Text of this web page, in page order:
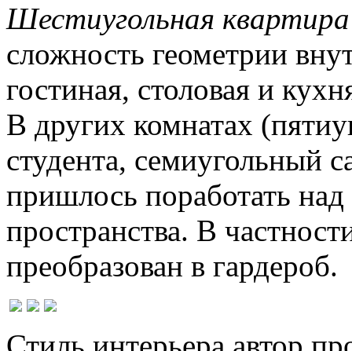
Шестиугольная квартира
сложность геометрии
гостиная, столовая и
В других комнатах
студента, семиугольный
пришлось поработать
пространства. В
преобразован в гардероб.